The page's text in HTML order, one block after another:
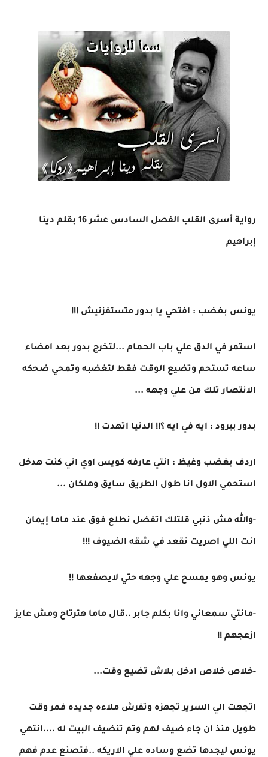
رواية أسرى القلب الفصل السادس عشر 16 بقلم دينا
إبراهيم
يونس بغضب : افتحي يا بدور متستفزنيش !!!
استمر في الدق علي باب الحمام ...لتخرج بدور بعد امضاء
ساعه تستحم وتضيع الوقت فقط لتغضبه وتمحي ضحكه
الانتصار تلك من علي وجهه ...
بدور ببرود : ايه في ايه ؟!! الدنيا اتهدت !!
اردف بغضب وغيظ : انتي عارفه كويس اوي اني كنت هدخل
استحمي الاول انا طول الطريق سايق وهلكان ...
-والله مش ذنبي قلتلك اتفضل نطلع فوق عند ماما إيمان
انت اللي اصريت نقعد في شقه الضيوف !!!
يونس وهو يمسح علي وجهه حتي لايصفعها !!
-مانتي سمعاني وانا بكلم جابر ..قال ماما هترتاح ومش عايز
ازعجهم !!
-خلاص خلاص ادخل بلاش تضيع وقت...
اتجهت الي السرير تجهزه وتفرش ملاءه جديده فمر وقت
طويل منذ ان جاء ضيف لهم وتم تنضيف البيت له ....انتهي
يونس ليجدها تضع وساده علي الاريكه ..فتصنع عدم فهم